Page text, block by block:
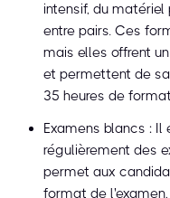
intensif, du
entre pairs. Ces
mais elles offrent
et permettent de
35 heures de
Examens blancs :
régulièrement des
permet aux
format de